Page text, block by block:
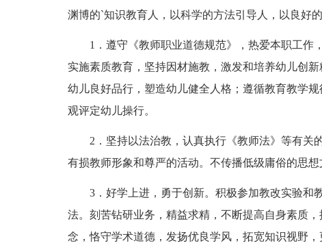
渊博的`知识教育人，以科学的方法引导人，以良好
1．遵守《教师职业道德规范》，热爱本职工作
实施素质教育，坚持因材施教，激发和培养幼儿创
幼儿良好品行，塑造幼儿健全人格；遵循教育教学
观评定幼儿操行。
2．坚持以法治教，认真执行《教师法》等有关
有损教师形象和尊严的活动。不传播低级庸俗的思想
3．好学上进，勇于创新。积极参加教改实验和
法。刻苦钻研业务，精益求精，不断提高自身素质
念，恪守学术道德，发扬优良学风，拓宽知识视野